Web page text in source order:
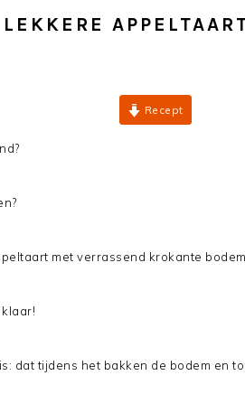
Recept
met verrassend krokante bodem.
dat tijdens het bakken de bodem en